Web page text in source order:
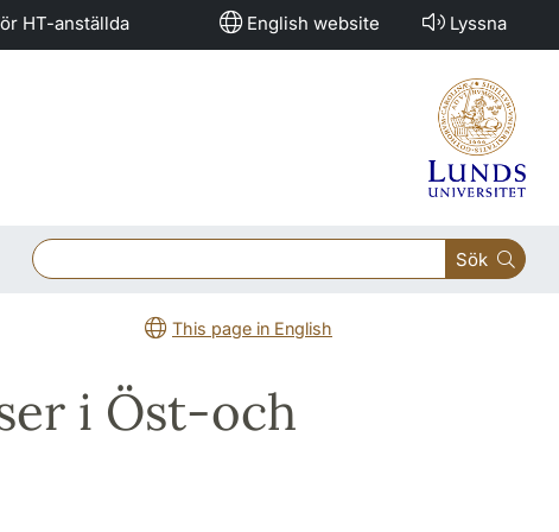
HT-anställda English website Lyssna
Sök
This page in English
i Öst-och